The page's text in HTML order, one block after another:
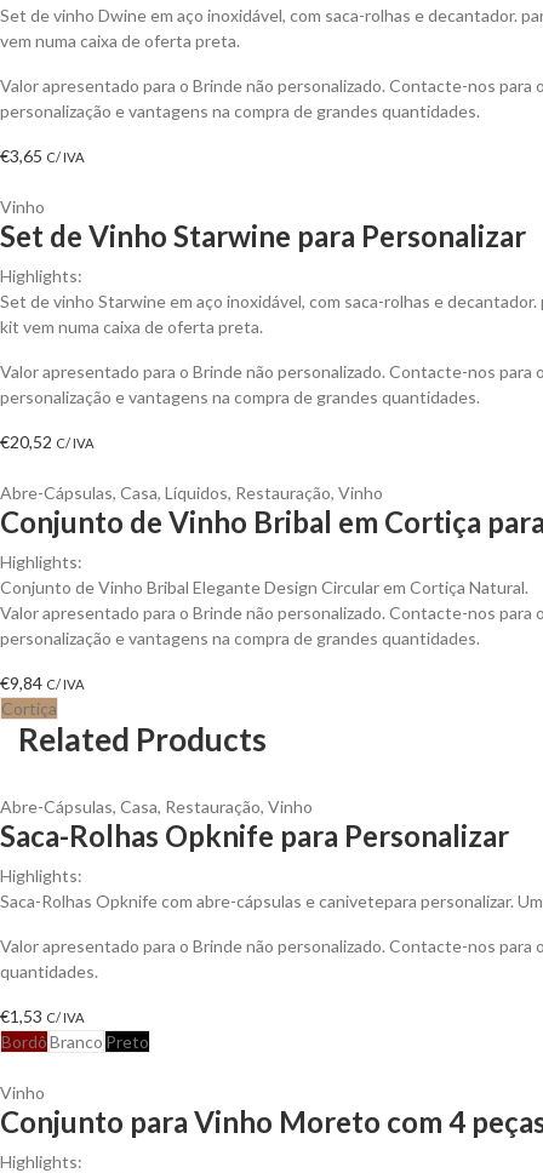
Set de vinho Dwine em aço inoxidável, com saca-rolhas e decantador.
vem numa caixa de oferta preta.
Valor apresentado para o Brinde não personalizado. Contacte-nos para
personalização e vantagens na compra de grandes quantidades.
€3,65 C/ IVA
Vinho
Set de Vinho Starwine para Personalizar
Highlights:
Set de vinho Starwine em aço inoxidável, com saca-rolhas e decantador.
kit vem numa caixa de oferta preta.
Valor apresentado para o Brinde não personalizado. Contacte-nos para
personalização e vantagens na compra de grandes quantidades.
€20,52 C/ IVA
Abre-Cápsulas, Casa, Líquidos, Restauração, Vinho
Conjunto de Vinho Bribal em Cortiça
Highlights:
Conjunto de Vinho Bribal Elegante Design Circular em Cortiça Natural.
Valor apresentado para o Brinde não personalizado. Contacte-nos para
personalização e vantagens na compra de grandes quantidades.
€9,84 C/ IVA
Cortiça
Related Products
Abre-Cápsulas, Casa, Restauração, Vinho
Saca-Rolhas Opknife para Personalizar
Highlights:
Saca-Rolhas Opknife com abre-cápsulas e canivetepara personalizar.
Valor apresentado para o Brinde não personalizado. Contacte-nos
quantidades.
€1,53 C/ IVA
BordôBranco Preto
Vinho
Conjunto para Vinho Moreto com 4
Highlights: